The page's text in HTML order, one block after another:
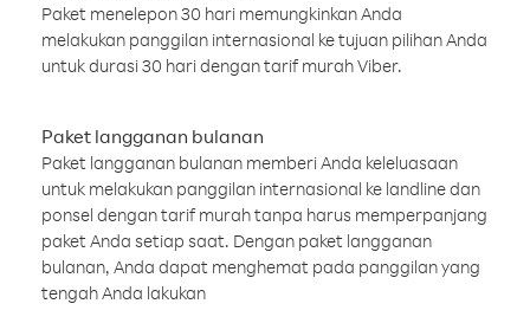
Paket menelepon 30 hari memungkinkan Anda
melakukan panggilan internasional ke tujuan pilihan Anda
untuk durasi 30 hari dengan tarif murah Viber.
Paket langganan bulanan
Paket langganan bulanan memberi Anda keleluasaan
untuk melakukan panggilan internasional ke landline dan
ponsel dengan tarif murah tanpa harus memperpanjang
paket Anda setiap saat. Dengan paket langganan
bulanan, Anda dapat menghemat pada panggilan yang
tengah Anda lakukan